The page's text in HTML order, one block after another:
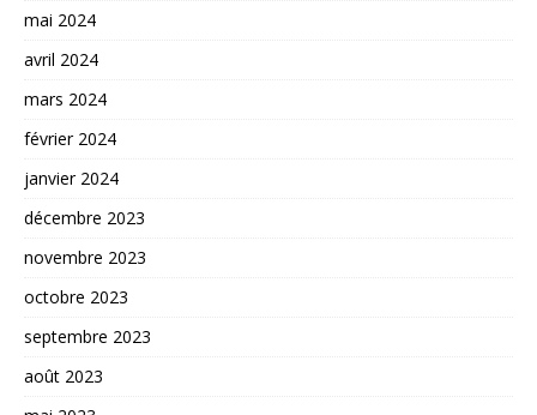
mai 2024
avril 2024
mars 2024
février 2024
janvier 2024
décembre 2023
novembre 2023
octobre 2023
septembre 2023
août 2023